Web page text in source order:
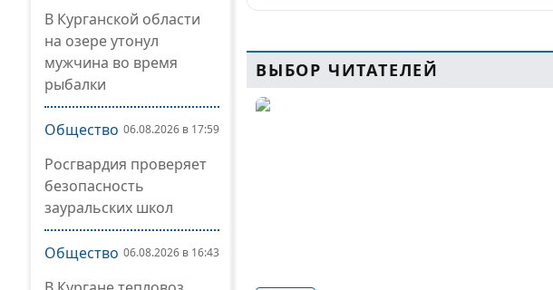
В Курганской области
на озере утонул
мужчина во время
рыбалки
Общество 06.08.2026 в 17:59
Росгвардия проверяет
безопасность
зауральских школ
Общество 06.08.2026 в 16:43
ВЫБОР ЧИТАТЕЛЕЙ